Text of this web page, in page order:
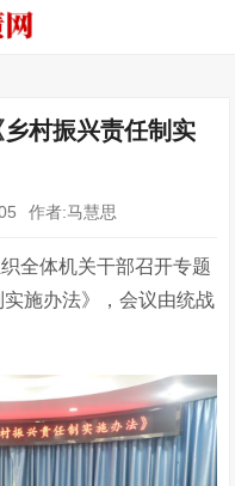
村振兴责任制实
作者:马慧思
全体机关干部召开专题
施办法》，会议由统战